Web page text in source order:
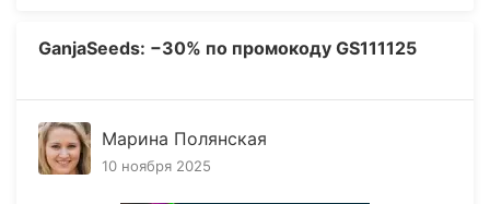
GanjaSeeds: −30% по промокоду GS111125
Марина Полянская
10 ноября 2025